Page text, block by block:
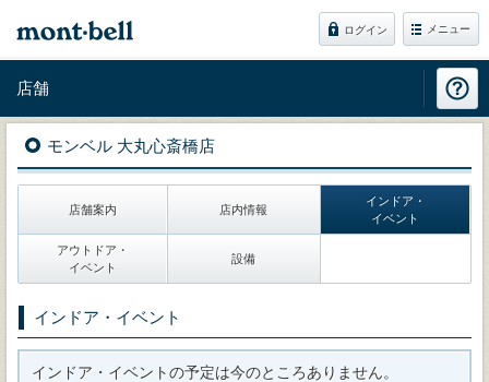
ログイン メニュー
店舗
モンベル 大丸心斎橋店
店舗案内 店内情報
インドア・
イベント
アウトドア・
イベント
設備
インドア・イベント
インドア・イベントの予定は今のところありません。